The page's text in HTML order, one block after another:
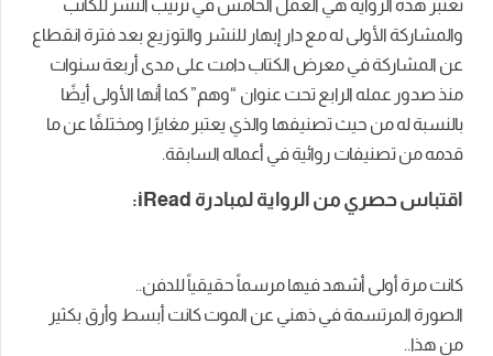
تعتبر هذه الرواية هي العمل الخامس في ترتيب النشر للكاتب
والمشاركة الأولى له مع دار إبهار للنشر والتوزيع بعد فترة انقطاع
عن المشاركة في معرض الكتاب دامت على مدى أربعة سنوات
منذ صدور عمله الرابع تحت عنوان “وهم” كما أنها الأولى أيضًا
بالنسبة له من حيث تصنيفها والذي يعتبر مغايرًا ومختلفًا عن ما
قدمه من تصنيفات روائية في أعماله السابقة.
اقتباس حصري من الرواية لمبادرة iRead:
كانت مرة أولى أشهد فيها مرسماً حقيقياً للدفن..
الصورة المرتسمة في ذهني عن الموت كانت أبسط وأرق بكثير
من هذا..